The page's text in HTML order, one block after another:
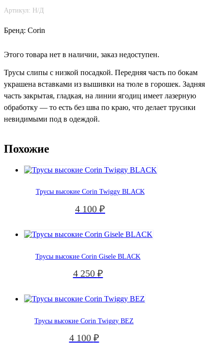
Артикул: Н/Д
Бренд: Corin
Этого товара нет в наличии, заказ недоступен.
Трусы слипы с низкой посадкой. Передняя часть по бокам
украшена вставками из вышивки на тюле в горошек. Задняя
часть закрытая, гладкая, на линии ягодиц имеет лазерную
обработку — то есть без шва по краю, что делает трусики
невидимыми под в одеждой.
Похожие
Трусы высокие Corin Twiggy BLACK
4 100 ₽
Трусы высокие Corin Gisele BLACK
4 250 ₽
Трусы высокие Corin Twiggy BEZ
4 100 ₽